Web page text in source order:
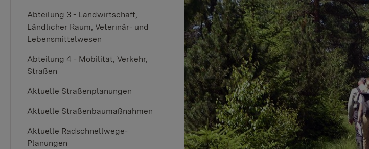
Abteilung 3 - Landwirtschaft,
Ländlicher Raum, Veterinär- und
Lebensmittelwesen
Abteilung 4 - Mobilität, Verkehr,
Straßen
Aktuelle Straßenplanungen
Aktuelle Straßenbaumaßnahmen
Aktuelle Radschnellwege-
Planungen